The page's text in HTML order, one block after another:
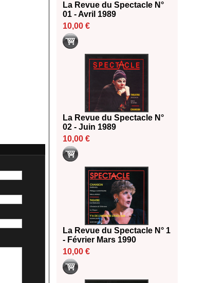
Nomination de Nathalie
Garraud et Olivier Saccomano à
la direction du Théâtre de
Gennevilliers - CDN
13/06/2026
Dispositif SACD Auteurs
d'espaces : les lauréats 2026
La Revue du Spectacle N°
01 - Avril 1989
10,00 €
La Revue du Spectacle N°
02 - Juin 1989
10,00 €
La Revue du Spectacle N° 1
- Février Mars 1990
10,00 €